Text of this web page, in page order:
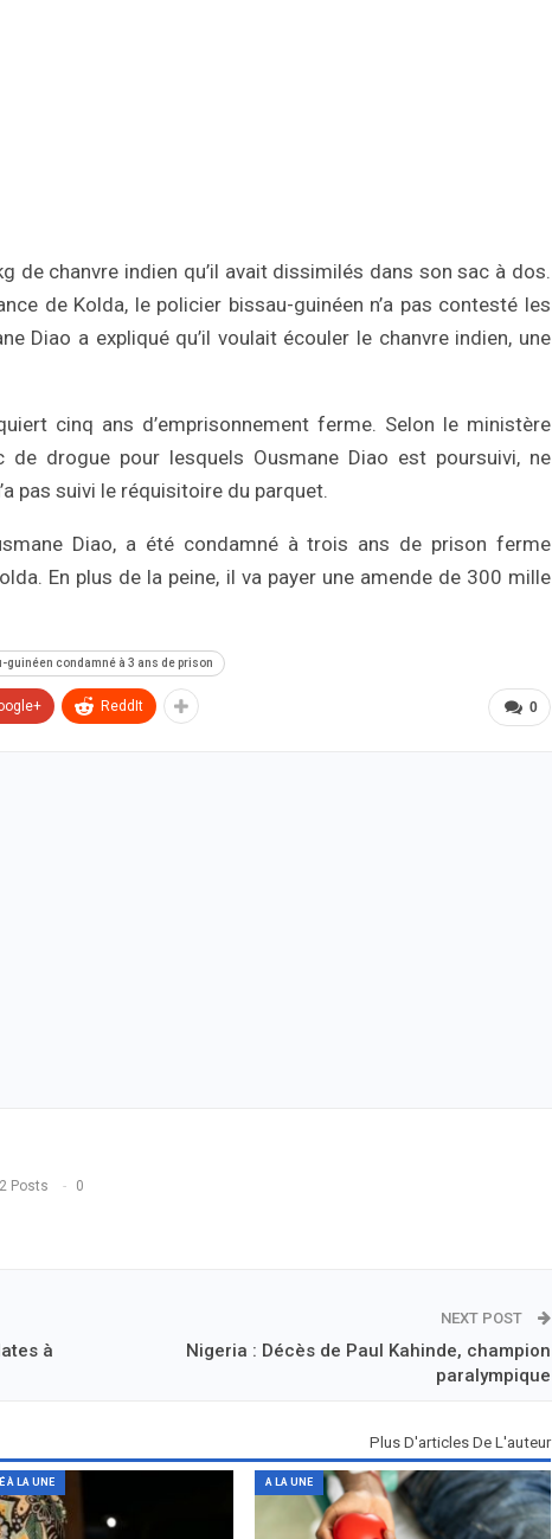
de chanvre indien qu’il avait dissimilés dans son sac à dos.
de Kolda, le policier bissau-guinéen n’a pas contesté les
Diao a expliqué qu’il voulait écouler le chanvre indien, une
cinq ans d’emprisonnement ferme. Selon le ministère
drogue pour lesquels Ousmane Diao est poursuivi, ne
pas suivi le réquisitoire du parquet.
Diao, a été condamné à trois ans de prison ferme
En plus de la peine, il va payer une amende de 300 mille
guinéen condamné à 3 ans de prison
0
ReddIt
Posts 0
à
NEXT POST
Nigeria : Décès de Paul Kahinde, champion
paralympique
Plus D'articles De L'auteur
À LA UNE A LA UNE